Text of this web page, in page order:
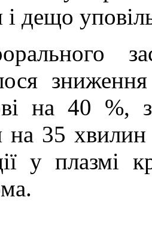
і дещо
на 40
на 35
у плазмі